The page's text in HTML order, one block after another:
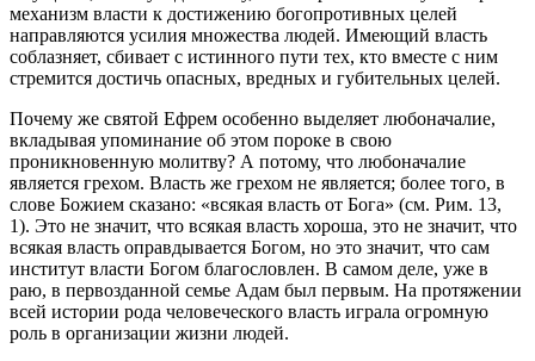
механизм власти к достижению богопротивных целей
направляются усилия множества людей. Имеющий власть
соблазняет, сбивает с истинного пути тех, кто вместе с ним
стремится достичь опасных, вредных и губительных целей.
Почему же святой Ефрем особенно выделяет любоначалие,
вкладывая упоминание об этом пороке в свою
проникновенную молитву? А потому, что любоначалие
является грехом. Власть же грехом не является; более того, в
слове Божием сказано: «всякая власть от Бога» (см. Рим. 13,
1). Это не значит, что всякая власть хороша, это не значит, что
всякая власть оправдывается Богом, но это значит, что сам
институт власти Богом благословлен. В самом деле, уже в
раю, в первозданной семье Адам был первым. На протяжении
всей истории рода человеческого власть играла огромную
роль в организации жизни людей.